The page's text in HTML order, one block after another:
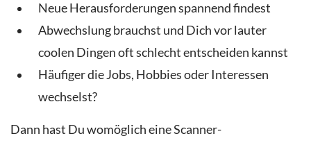
Neue Herausforderungen spannend findest
Abwechslung brauchst und Dich vor lauter
coolen Dingen oft schlecht entscheiden kannst
Häufiger die Jobs, Hobbies oder Interessen
wechselst?
Dann hast Du womöglich eine Scanner-